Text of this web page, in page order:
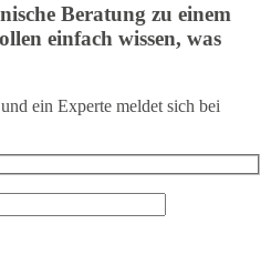
Beratung zu einem
einfach wissen, was
ein Experte meldet sich bei